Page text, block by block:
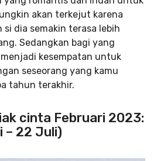
akan terkejut karena
dia semakin terasa lebih
Sedangkan bagi yang
kesempatan untuk
seseorang yang kamu
tahun terakhir.
cinta Februari 2023:
– 22 Juli)